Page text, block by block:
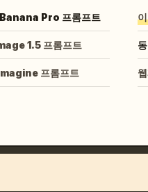
Pro 프롬프트
1.5 프롬프트
프롬프트